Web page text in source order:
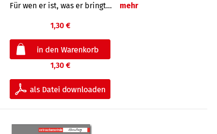
Für wen er ist, was er bringt… mehr
1,30 €
1,30 €